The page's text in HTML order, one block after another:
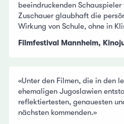
beeindruckenden
Zuschauer glaubhaft die
Wirkung von Schule, ohne in
Filmfestival Mannheim,
«Unter den Filmen, die in den
ehemaligen Jugoslawien
reflektiertesten, genauesten
nächsten kommenden.»